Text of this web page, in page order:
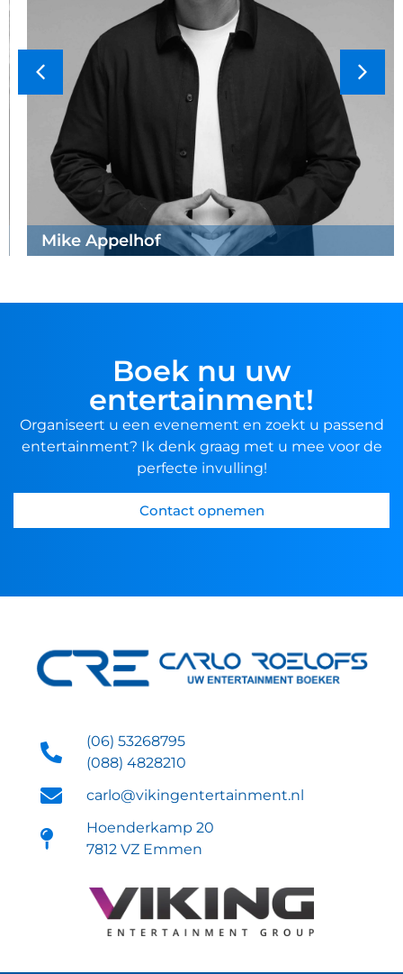
Mike Appelhof
Boek nu uw
entertainment!
Organiseert u een evenement en zoekt u passend
entertainment? Ik denk graag met u mee voor de
perfecte invulling!
Contact opnemen
(06) 53268795
(088) 4828210
carlo@vikingentertainment.nl
Hoenderkamp 20
7812 VZ Emmen